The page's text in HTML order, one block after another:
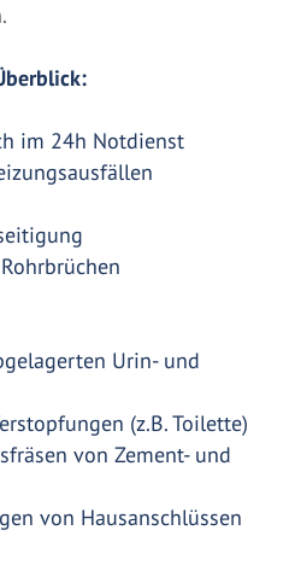
im 24h Notdienst
Urin- und
(z.B. Toilette)
von Zement- und
von Hausanschlüssen